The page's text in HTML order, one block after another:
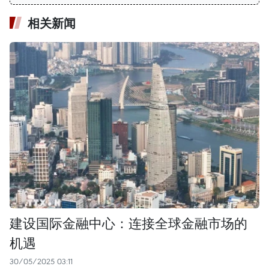
相关新闻
建设国际金融中心：连接全球金融市场的
机遇
30/05/2025 03:11